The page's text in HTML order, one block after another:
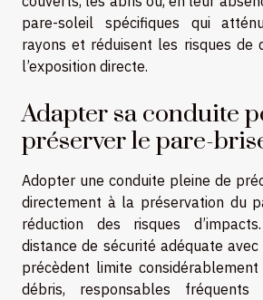
pare-soleil spécifiques qui
rayons et réduisent les risques de
l’exposition directe.
Adapter sa conduite
préserver le pare-
Adopter une conduite pleine de
directement à la préservation du
réduction des risques
distance de sécurité adéquate
précèdent limite
débris, responsables